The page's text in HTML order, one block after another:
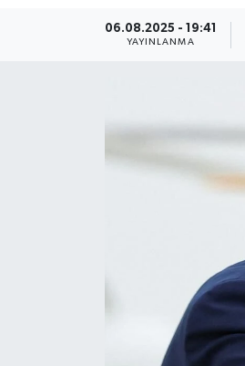
06.08.2025 - 19:41
YAYINLANMA
VİDEO HABERLER
Son Dakika Haberleri